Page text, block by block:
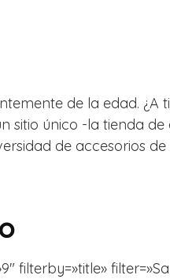
de la edad. ¿A
sitio único -la tienda
de accesorios
filterby=»title»